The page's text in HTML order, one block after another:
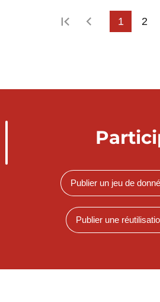
Première page
Page
1 2
Publier un jeu de
Publier une